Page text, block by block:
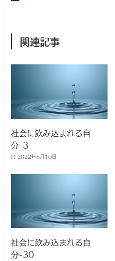
関連記事
社会に飲み込まれる自
分-3
2022年8月10日
社会に飲み込まれる自
分-30